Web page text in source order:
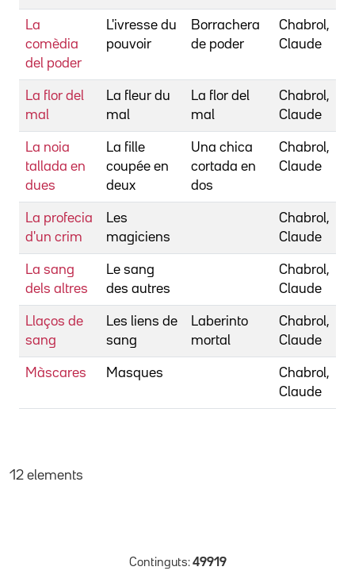
La
comèdia
del poder
L'ivresse du
pouvoir
Borrachera
de poder
Chabrol,
Claude
La flor del
mal
La fleur du
mal
La flor del
mal
Chabrol,
Claude
La noia
tallada en
dues
La fille
coupée en
deux
Una chica
cortada en
dos
Chabrol,
Claude
La profecia
d'un crim
Les
magiciens
Chabrol,
Claude
La sang
dels altres
Le sang
des autres
Chabrol,
Claude
Llaços de
sang
Les liens de
sang
Laberinto
mortal
Chabrol,
Claude
Màscares Masques
Chabrol,
Claude
12 elements
Continguts: 49919